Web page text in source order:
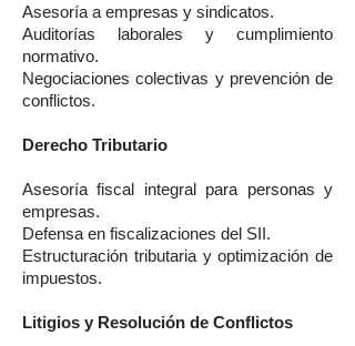
Asesoría a empresas y sindicatos.
Auditorías laborales y cumplimiento
normativo.
Negociaciones colectivas y prevención de
conflictos.
Derecho Tributario
Asesoría fiscal integral para personas y
empresas.
Defensa en fiscalizaciones del SII.
Estructuración tributaria y optimización de
impuestos.
Litigios y Resolución de Conflictos